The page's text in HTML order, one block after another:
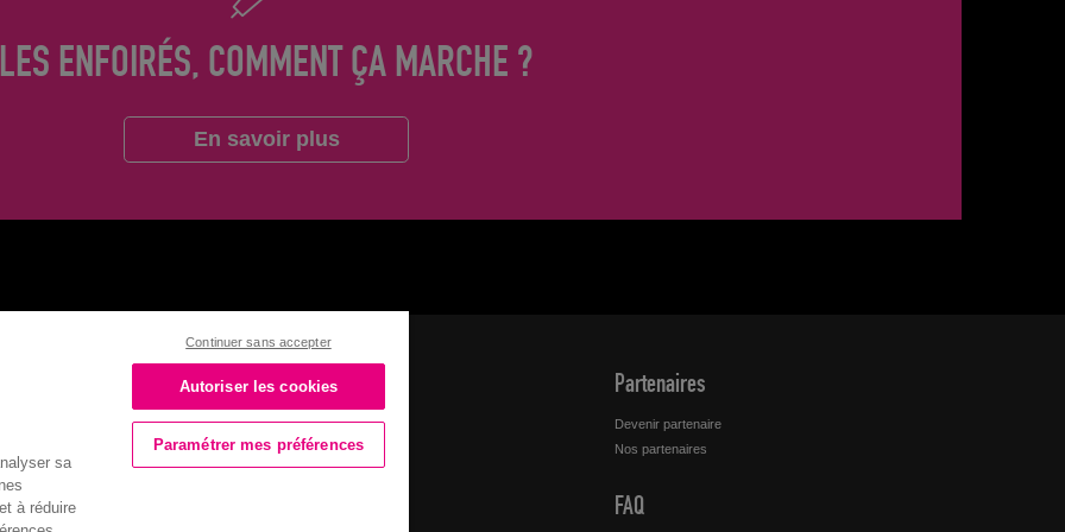
LES ENFOIRÉS, COMMENT ÇA MARCHE ?
En savoir plus
Enfoiréthèque Partenaires
Devenir partenaire
Nos partenaires
FAQ
sa
à réduire
Continuer sans accepter
Autoriser les cookies
Paramétrer mes préférences